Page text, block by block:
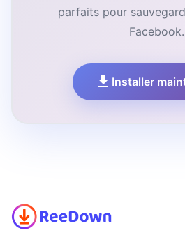
parfaits pour
Facebook.
Installer